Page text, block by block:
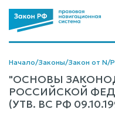
Начало/Законы/Закон от N/
"ОСНОВЫ
РОССИЙСКОЙ
(УТВ. ВС РФ